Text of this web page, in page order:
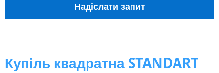
Надіслати запит
Купіль квадратна STANDART